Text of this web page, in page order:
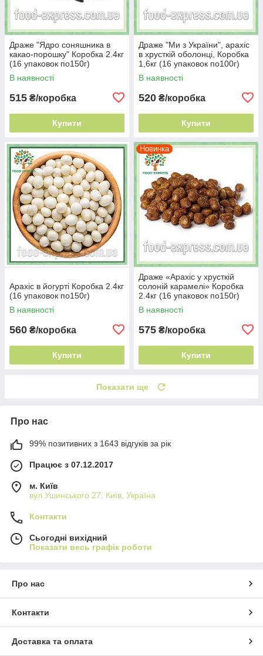
Драже "Ядро соняшника в
какао-порошку" Коробка 2.4кг
(16 упаковок по150г)
В наявності
515 ₴/коробка
Купити
Драже "Ми з України", арахіс
в хрусткій оболонці, Коробка
1,6кг (16 упаковок по100г)
В наявності
520 ₴/коробка
Купити
Арахіс в йогурті Коробка 2.4кг
(16 упаковок по150г)
В наявності
560 ₴/коробка
Купити
Новинка
Драже «Арахіс у хрусткій
солоній карамелі» Коробка
2.4кг (16 упаковок по150г)
В наявності
575 ₴/коробка
Купити
Показати ще
Про нас
99% позитивних з 1643 відгуків за рік
Працює з 07.12.2017
м. Київ
вул.Ушинського 27, Київ, Україна
Контакти
Сьогодні вихідний
Показати весь графік роботи
Про нас
Контакти
Доставка та оплата